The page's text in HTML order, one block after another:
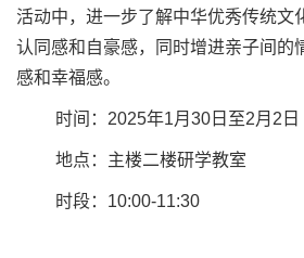
活动中，进一步了解中华优秀传统文
认同感和自豪感，同时增进亲子间的
感和幸福感。
时间：2025年1月30日至2月2日
地点：主楼二楼研学教室
时段：10:00-11:30